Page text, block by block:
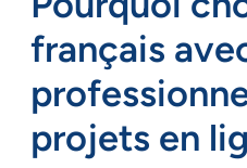
français
projets en